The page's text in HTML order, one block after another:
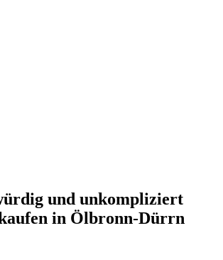
und unkompliziert
in Ölbronn-Dürrn